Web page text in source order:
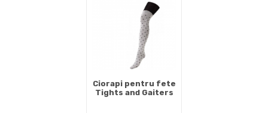
Ciorapi pentru fete
Tights and Gaiters